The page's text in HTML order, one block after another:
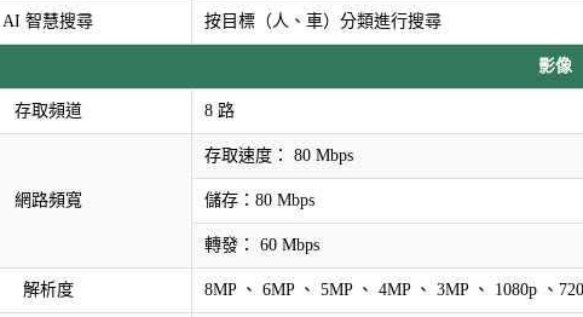
AI 智慧搜尋 按目標（人、車）分類進行搜尋
影像
存取頻道 8 路
網路頻寬
存取速度： 80 Mbps
儲存：80 Mbps
轉發： 60 Mbps
解析度 8MP 、 6MP 、 5MP 、 4MP 、 3MP 、 1080p 、